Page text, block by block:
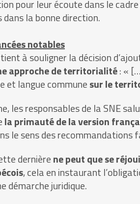
pour leur écoute dans le
dans la bonne direction.
notables
à souligner la décision
approche de territorialité: «
et langue communesur le
les responsables de la SNE
la primauté de la version
le sens des recommandations
dernièrene peut que se
, cela en instaurant
démarche juridique.